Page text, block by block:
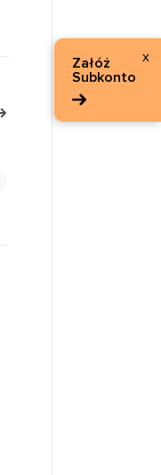
Załóż
Subkonto
x